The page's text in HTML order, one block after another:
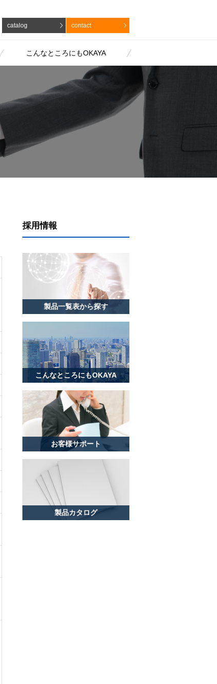
catalog contact
こんなところにもOKAYA
採用情報
製品一覧表から探す
こんなところにもOKAYA
お客様サポート
製品カタログ